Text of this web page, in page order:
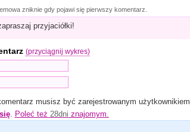
zniknie gdy pojawi się pierwszy komentarz.
przyjaciółki!
(przyciągnij wykres)
musisz być zarejestrowanym użytkownikiem
. Poleć też 28dni znajomym.